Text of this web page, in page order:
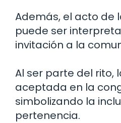
Además, el acto de
puede ser
invitación a la
Al ser parte del rito,
aceptada en la
simbolizando la
pertenencia.